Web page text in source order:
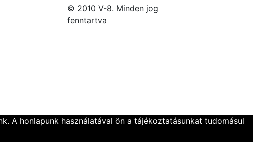
© 2010 V-8. Minden jog
fenntartva
A honlapunk használatával ön a tájékoztatásunkat tudomásul